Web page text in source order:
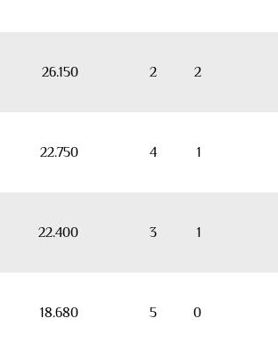
26.150 2 2
22.750 4 1
22.400 3 1
18.680 5 0